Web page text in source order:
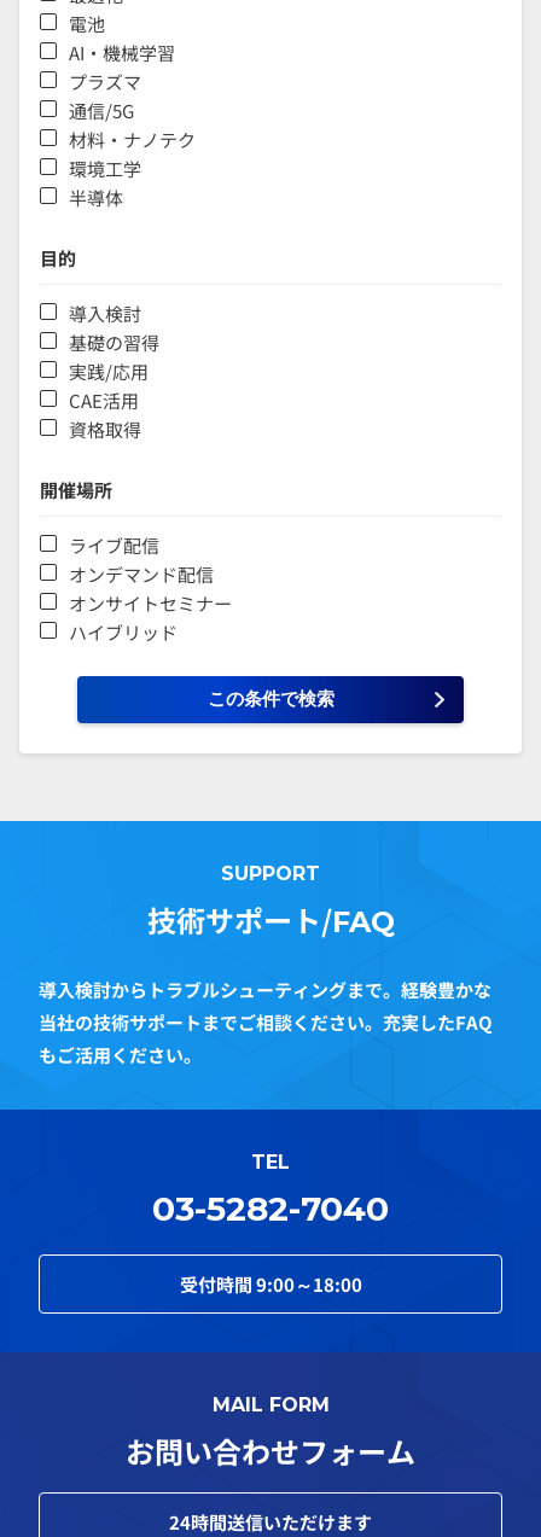
電池
AI・機械学習
プラズマ
通信/5G
材料・ナノテク
環境工学
半導体
目的
導入検討
基礎の習得
実践/応用
CAE活用
資格取得
開催場所
ライブ配信
オンデマンド配信
オンサイトセミナー
ハイブリッド
SUPPORT
技術サポート/FAQ
導入検討からトラブルシューティングまで。経験豊かな
当社の技術サポートまでご相談ください。充実したFAQ
もご活用ください。
TEL
03-5282-7040
受付時間9:00～18:00
MAIL FORM
お問い合わせフォーム
24時間送信いただけます